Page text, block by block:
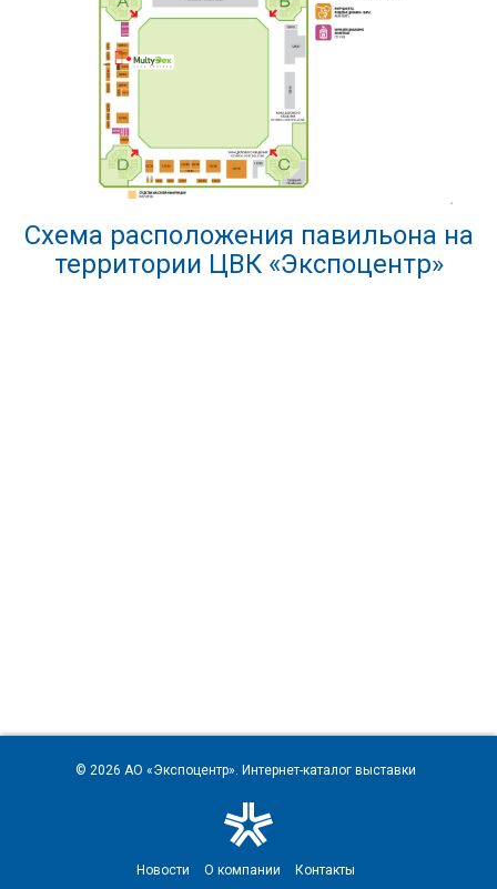
Схема расположения павильона на
территории ЦВК «Экспоцентр»
© 2026 АО «Экспоцентр». Интернет-каталог выставки
Новости О компании Контакты